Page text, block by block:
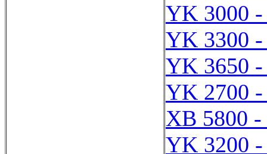
YK 3000
YK 3300
YK 3650
YK 2700
XB 5800
YK 3200